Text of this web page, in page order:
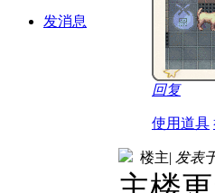
发消息
回复
使用道具
楼主| 发表